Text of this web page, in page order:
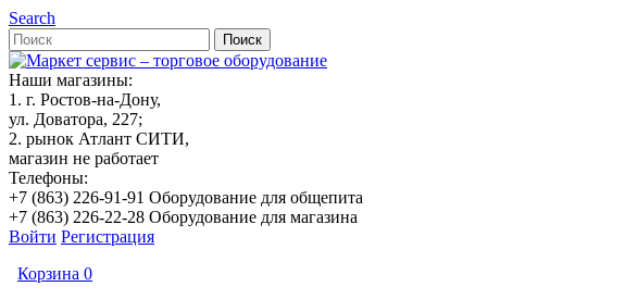
Search
Наши магазины:
1. г. Ростов-на-Дону,
ул. Доватора, 227;
2. рынок Атлант СИТИ,
магазин не работает
Телефоны:
+7 (863) 226-91-91 Оборудование для общепита
+7 (863) 226-22-28 Оборудование для магазина
Войти Регистрация
Корзина 0